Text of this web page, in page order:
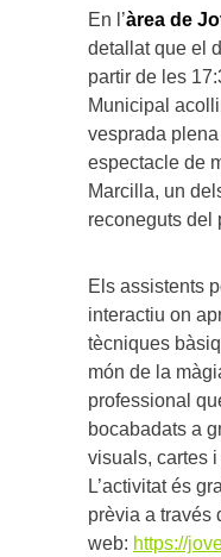
En l’àrea de
detallat que el
partir de les
Municipal
vesprada
espectacle de
Marcilla, un
reconeguts del
Els assistents
interactiu on
tècniques
món de la
professional
bocabadats a
visuals, cartes
L’activitat és
prèvia a través
web: https://